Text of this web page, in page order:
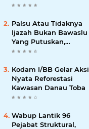
Palsu Atau Tidaknya
Ijazah Bukan Bawaslu
Yang Putuskan,
Tunggu Proses Hukum
Kodam I/BB Gelar Aksi
Nyata Reforestasi
Kawasan Danau Toba
Wabup Lantik 96
Pejabat Struktural,